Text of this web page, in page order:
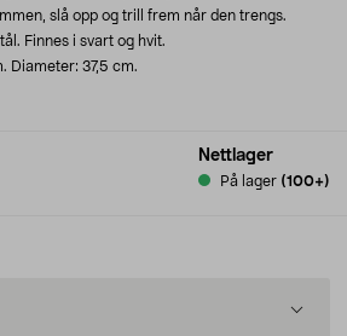
Nettlager
På lager (100+)
slå opp og trill frem når den trengs.
Finnes i svart og hvit.
Diameter: 37,5 cm.